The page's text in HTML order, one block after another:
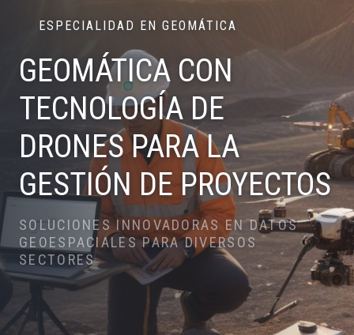
ESPECIALIDAD EN GEOMÁTICA
GEOMÁTICA CON
TECNOLOGÍA DE
DRONESPARA LA
GESTIÓN DE PROYECTOS
SOLUCIONES INNOVADORAS EN DATOS
GEOESPACIALESPARA DIVERSOS
SECTORES